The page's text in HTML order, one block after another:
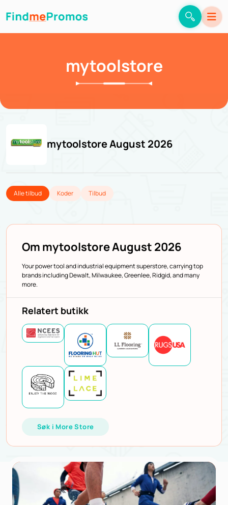
mytoolstore
mytoolstore August 2026
Alle tilbud Koder Tilbud
Om mytoolstore August 2026
Your power tool and industrial equipment superstore, carrying top
brands including Dewalt, Milwaukee, Greenlee, Ridgid, and many
more.
Relatert butikk
Søk i More Store